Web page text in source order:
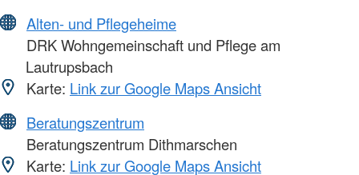
Alten- und Pflegeheime
DRK Wohngemeinschaft und Pflege am
Lautrupsbach
Karte: Link zur Google Maps Ansicht
Beratungszentrum
Beratungszentrum Dithmarschen
Karte: Link zur Google Maps Ansicht